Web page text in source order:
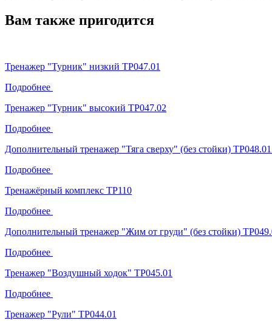
Вам также пригодится
Тренажер "Турник" низкий ТР047.01
Подробнее
Тренажер "Турник" высокий ТР047.02
Подробнее
Дополнительный тренажер "Тяга сверху" (без стойки)
Подробнее
Тренажёрный комплекс ТР110
Подробнее
Дополнительный тренажер "Жим от груди" (без стойки)
Подробнее
Тренажер "Воздушный ходок" ТР045.01
Подробнее
Тренажер "Рули" ТР044.01